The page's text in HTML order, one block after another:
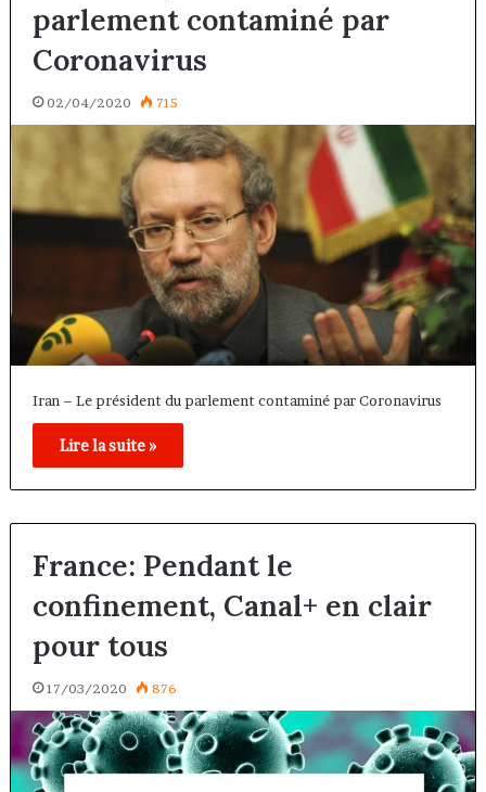
parlement contaminé par
Coronavirus
02/04/2020 715
Iran – Le président du parlement contaminé par Coronavirus
Lire la suite »
France: Pendant le
confinement, Canal+ en clair
pour tous
17/03/2020 876